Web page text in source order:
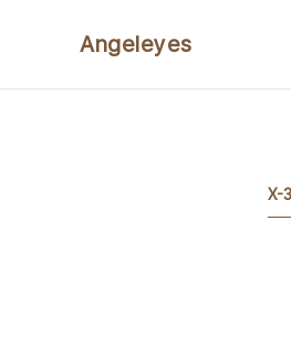
Angeleyes
X-